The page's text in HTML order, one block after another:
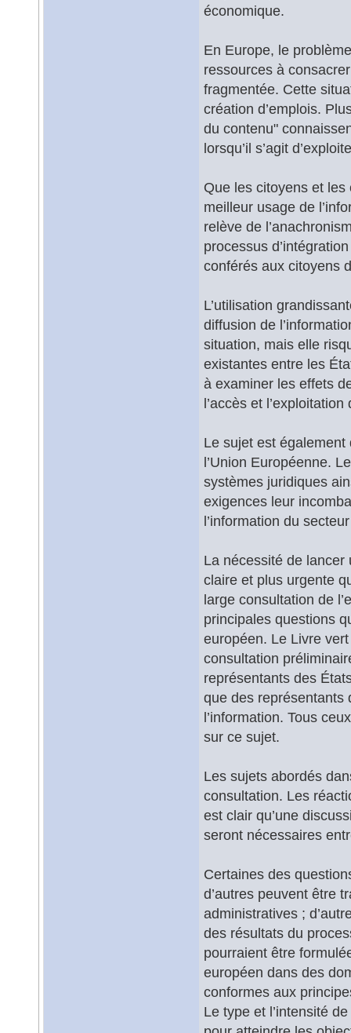
économique.
En Europe, le
ressources à
fragmentée. Cette
création d’emplois.
du contenu"
lorsqu’il s’agit
Que les citoyens et les
meilleur usage de
relève de
processus
conférés aux citoyens
L’utilisation
diffusion de
situation, mais elle
existantes entre les
à examiner les effets
l’accès et
Le sujet est également
l’Union Européenne.
systèmes juridiques
exigences leur
l’information du
La nécessité de lancer
claire et plus urgente
large consultation de
principales questions
européen. Le Livre
consultation
représentants des
que des représentants
l’information. Tous
sur ce sujet.
Les sujets abordés
consultation. Les
est clair qu’une
seront nécessaires
Certaines des
d’autres peuvent être
administratives ;
des résultats du
pourraient être
européen dans des
conformes aux
Le type et l’intensité